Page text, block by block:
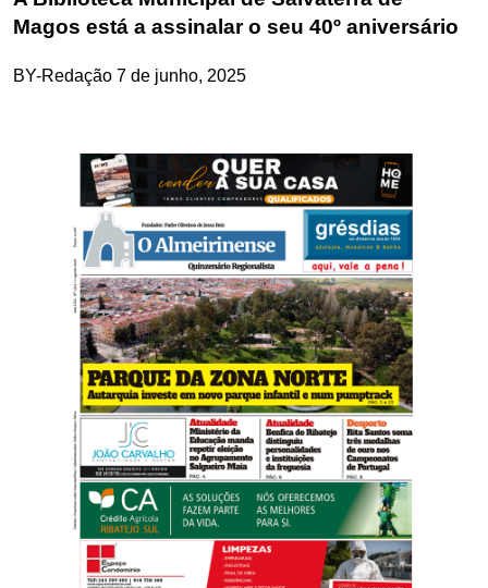
Magos está a assinalar o seu 40º aniversário
BY-Redação 7 de junho, 2025